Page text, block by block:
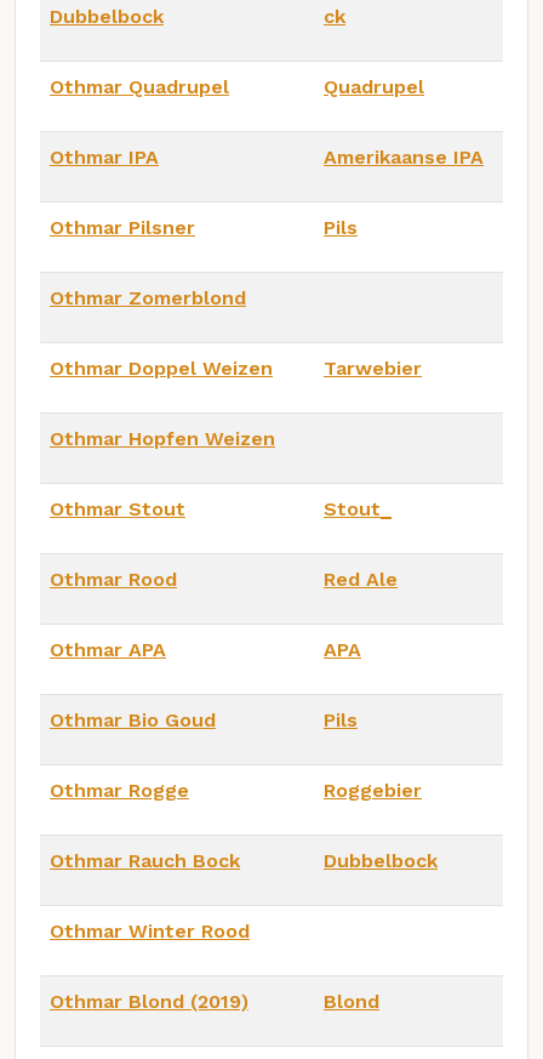
Dubbelbock
ck
Othmar Quadrupel Quadrupel
Othmar IPA Amerikaanse IPA
Othmar Pilsner Pils
Othmar Zomerblond
Othmar Doppel Weizen Tarwebier
Othmar Hopfen Weizen
Othmar Stout Stout_
Othmar Rood Red Ale
Othmar APA APA
Othmar Bio Goud Pils
Othmar Rogge Roggebier
Othmar Rauch Bock Dubbelbock
Othmar Winter Rood
Othmar Blond (2019) Blond